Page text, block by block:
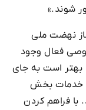
شوند.»
نهضت ملی
فعال وجود
بهتر است به جای
خدمات بخش
با فراهم کردن